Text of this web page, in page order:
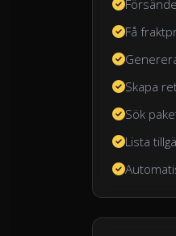
Få
Skapa
Sök
Lista